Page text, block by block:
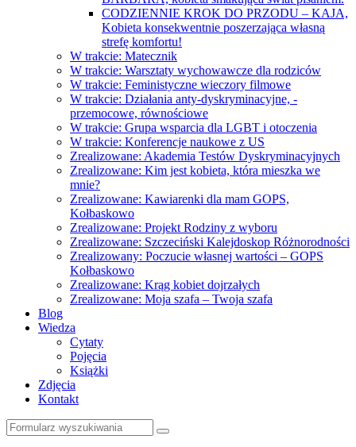
CODZIENNIE KROK DO PRZODU – KAJA,
Kobieta konsekwentnie poszerzająca własną
strefę komfortu!
W trakcie: Matecznik
W trakcie: Warsztaty wychowawcze dla rodziców
W trakcie: Feministyczne wieczory filmowe
W trakcie: Działania anty-dyskryminacyjne, -
przemocowe, równościowe
W trakcie: Grupa wsparcia dla LGBT i otoczenia
W trakcie: Konferencje naukowe z US
Zrealizowane: Akademia Testów Dyskryminacyjnych
Zrealizowane: Kim jest kobieta, która mieszka we
mnie?
Zrealizowane: Kawiarenki dla mam GOPS,
Kołbaskowo
Zrealizowane: Projekt Rodziny z wyboru
Zrealizowane: Szczeciński Kalejdoskop Różnorodności
Zrealizowany: Poczucie własnej wartości – GOPS
Kołbaskowo
Zrealizowane: Krąg kobiet dojrzałych
Zrealizowane: Moja szafa – Twoja szafa
Blog
Wiedza
Cytaty
Pojęcia
Książki
Zdjęcia
Kontakt
Szukaj